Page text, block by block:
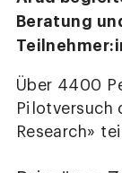
Beratung
Über 4400
Pilotversuch
Research»